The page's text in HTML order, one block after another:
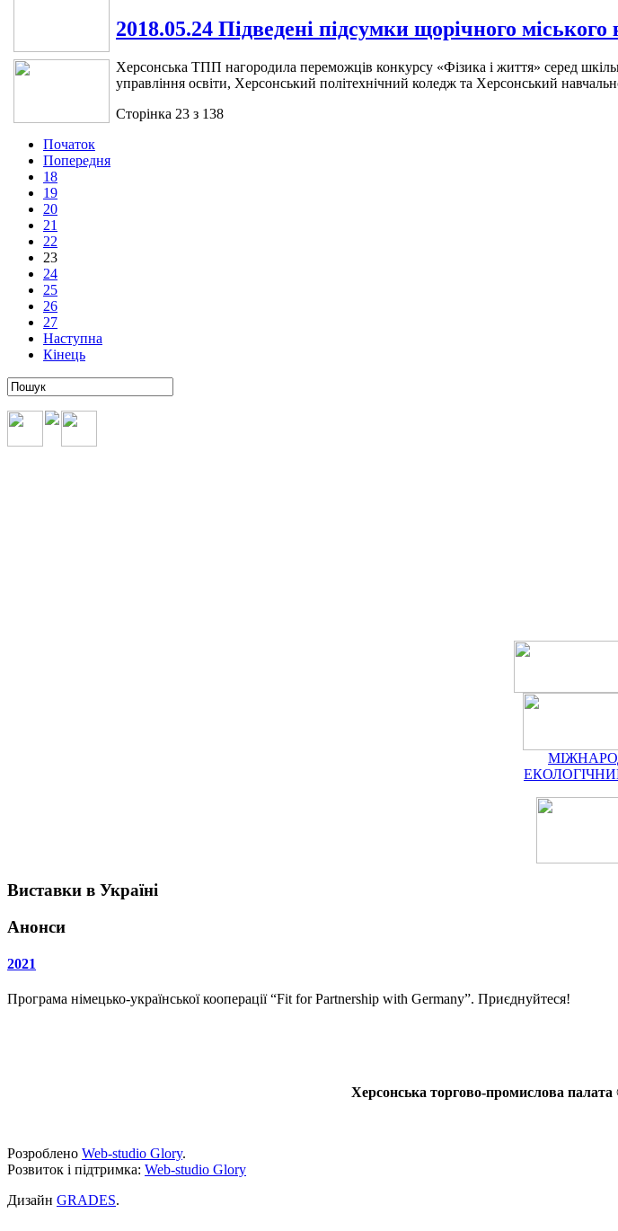
2018.05.24 Підведені підсумки щорічного
Херсонська ТПП нагородила переможців конкурсу «Фізика і життя» серед
управління освіти, Херсонський політехнічний коледж та Херсонський
Сторінка 23 з 138
Початок
Попередня
18
19
20
21
22
23
24
25
26
27
Наступна
Кінець
Виставки в Україні
Анонси
2021
Програма німецько-української кооперації “Fit for Partnership with Germany”. Приєднуйтеся!
Херсонська торгово-промислова палата
Розроблено Web-studio Glory.
Розвиток і підтримка: Web-studio Glory
Дизайн GRADES.